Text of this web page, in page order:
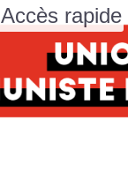
rapide